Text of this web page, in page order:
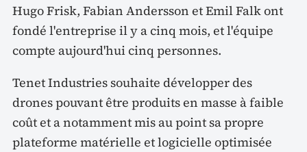
Hugo Frisk, Fabian Andersson et Emil Falk ont
fondé l'entreprise il y a cinq mois, et l'équipe
compte aujourd'hui cinq personnes.
Tenet Industries souhaite développer des
drones pouvant être produits en masse à faible
coût et a notamment mis au point sa propre
plateforme matérielle et logicielle optimisée